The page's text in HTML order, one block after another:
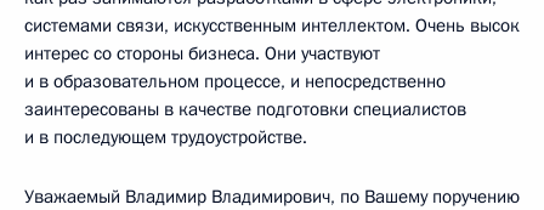
системами связи, искусственным интеллектом. Очень высок
интерес со стороны бизнеса. Они участвуют
и в образовательном процессе, и непосредственно
заинтересованы в качестве подготовки специалистов
и в последующем трудоустройстве.
Уважаемый Владимир Владимирович, по Вашему поручению